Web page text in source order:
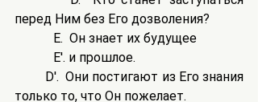
перед Ним без Его дозволения?
            E.  Он знает их будущее
            E'. и прошлое.
только то, что Он пожелает.